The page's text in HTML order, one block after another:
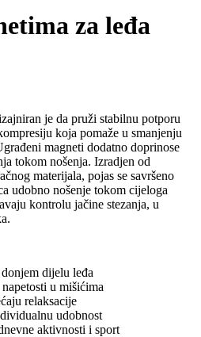
za leđa
je da pruži stabilnu potporu
koja pomaže u smanjenju
magneti dodatno doprinose
tokom nošenja. Izradjen od
materijala, pojas se savršeno
udobno nošenje tokom cijeloga
kontrolu jačine stezanja, u
dijelu leđa
u mišićima
relaksacije
udobnost
aktivnosti i sport